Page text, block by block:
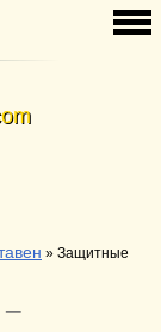
» Защитные